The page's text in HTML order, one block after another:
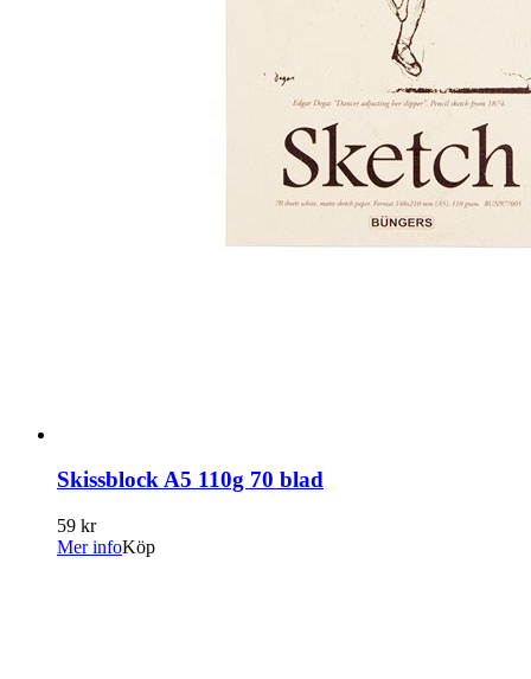
Skissblock A5 110g 70 blad
59 kr
Mer infoKöp